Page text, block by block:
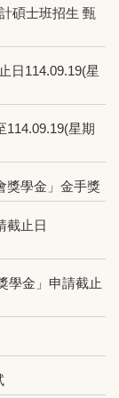
碩士班招生 甄
日114.09.19(星
114.09.19(星期
獎學金」金手獎
截止日
學金」申請截止